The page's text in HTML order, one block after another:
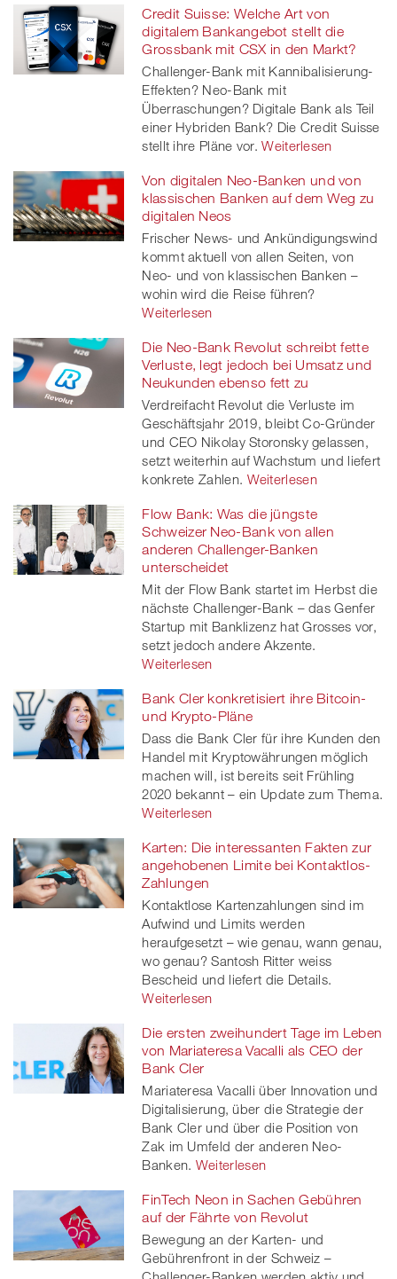
Credit Suisse: Welche Art von
digitalem Bankangebot stellt die
Grossbank mit CSX in den Markt?
Challenger-Bank mit Kannibalisierung-
Effekten? Neo-Bank mit
Überraschungen? Digitale Bank als Teil
einer Hybriden Bank? Die Credit Suisse
stellt ihre Pläne vor. Weiterlesen
Von digitalen Neo-Banken und von
klassischen Banken auf dem Weg zu
digitalen Neos
Frischer News- und Ankündigungswind
kommt aktuell von allen Seiten, von
Neo- und von klassischen Banken –
wohin wird die Reise führen?
Weiterlesen
Die Neo-Bank Revolut schreibt fette
Verluste, legt jedoch bei Umsatz und
Neukunden ebenso fett zu
Verdreifacht Revolut die Verluste im
Geschäftsjahr 2019, bleibt Co-Gründer
und CEO Nikolay Storonsky gelassen,
setzt weiterhin auf Wachstum und liefert
konkrete Zahlen. Weiterlesen
Flow Bank: Was die jüngste
Schweizer Neo-Bank von allen
anderen Challenger-Banken
unterscheidet
Mit der Flow Bank startet im Herbst die
nächste Challenger-Bank – das Genfer
Startup mit Banklizenz hat Grosses vor,
setzt jedoch andere Akzente.
Weiterlesen
Bank Cler konkretisiert ihre Bitcoin-
und Krypto-Pläne
Dass die Bank Cler für ihre Kunden den
Handel mit Kryptowährungen möglich
machen will, ist bereits seit Frühling
2020 bekannt – ein Update zum Thema.
Weiterlesen
Karten: Die interessanten Fakten zur
angehobenen Limite bei Kontaktlos-
Zahlungen
Kontaktlose Kartenzahlungen sind im
Aufwind und Limits werden
heraufgesetzt – wie genau, wann genau,
wo genau? Santosh Ritter weiss
Bescheid und liefert die Details.
Weiterlesen
Die ersten zweihundert Tage im Leben
von Mariateresa Vacalli als CEO der
Bank Cler
Mariateresa Vacalli über Innovation und
Digitalisierung, über die Strategie der
Bank Cler und über die Position von
Zak im Umfeld der anderen Neo-
Banken. Weiterlesen
FinTech Neon in Sachen Gebühren
auf der Fährte von Revolut
Bewegung an der Karten- und
Gebührenfront in der Schweiz –